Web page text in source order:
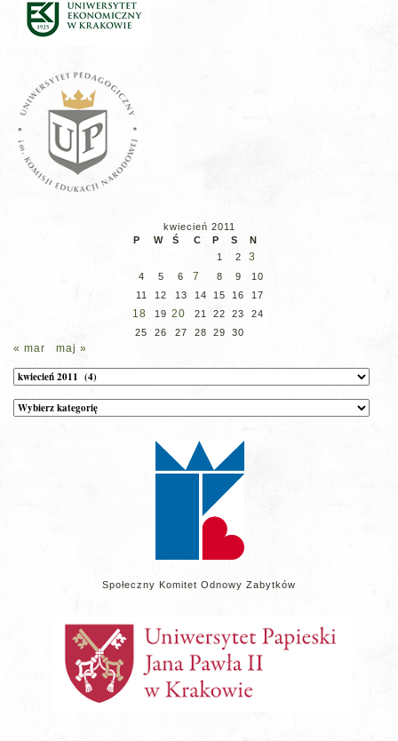
kwiecień 2011
P
W Ś C P S
N
1
2 3
4 5 6 7 8 9
10
11
12 13 14 15 16 17
18 19 20 21 22 23
24
25
26 27 28 29 30
« mar maj »
Archiwum
Kategorie
wpisów
Społeczny Komitet Odnowy Zabytków